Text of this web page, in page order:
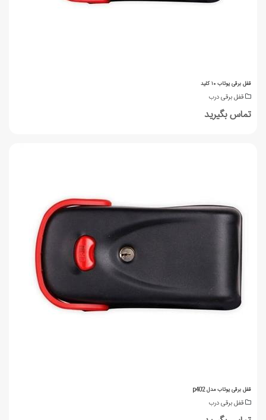
قفل برقی یوتاب ۱۰ کلید
قفل برقی درب
تماس بگیرید
قفل برقی یوتاب مدل p402
قفل برقی درب